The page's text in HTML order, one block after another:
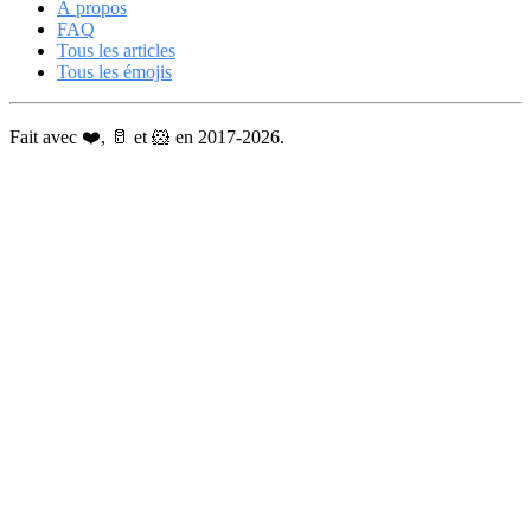
À propos
FAQ
Tous les articles
Tous les émojis
Fait avec ❤️, 🥛 et 🐹 en 2017-2026.